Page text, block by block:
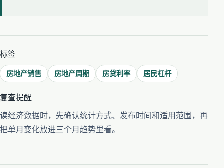
标签
房地产销售 房地产周期 房贷利率 居民杠杆
复查提醒
读经济数据时，先确认统计方式、发布时间和适用范围，再
把单月变化放进三个月趋势里看。